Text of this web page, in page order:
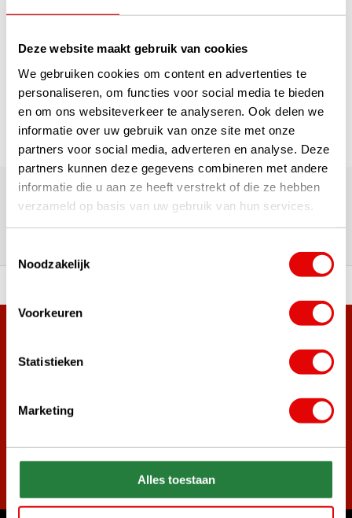
Deze website maakt gebruik van cookies
We gebruiken cookies om content en advertenties te
personaliseren, om functies voor social media te bieden
en om ons websiteverkeer te analyseren. Ook delen we
informatie over uw gebruik van onze site met onze
partners voor social media, adverteren en analyse. Deze
partners kunnen deze gegevens combineren met andere
informatie die u aan ze heeft verstrekt of die ze hebben
verzameld op basis van uw gebruik van hun services.
Noodzakelijk
Voorkeuren
Statistieken
Marketing
Alles toestaan
Page 1 of 1
180,000+ Customers | 5,000+ Reviews | Trusted Shops,
TrustPilot, Google
Reviews: What our customers
Sign up for the newsletter and never miss out on the best